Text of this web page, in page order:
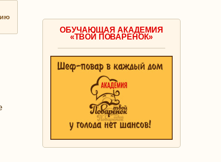
ОБУЧАЮЩАЯ АКАДЕМИЯ
«ТВОЙ ПОВАРЕНОК»